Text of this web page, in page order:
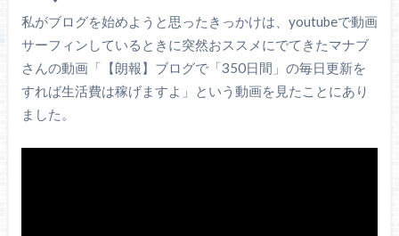
私がブログを始めようと思ったきっかけは、youtubeで動画
サーフィンしているときに突然おススメにでてきたマナブ
さんの動画「【朗報】ブログで「350日間」の毎日更新を
すれば生活費は稼げますよ」という動画を見たことにあり
ました。